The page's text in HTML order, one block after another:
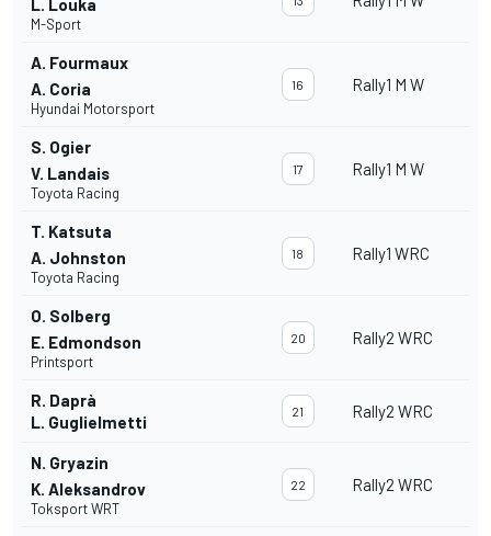
L. Louka
M-Sport
A. Fourmaux
A. Coria
Hyundai Motorsport
16 Rally1 M W
S. Ogier
V. Landais
Toyota Racing
17 Rally1 M W
T. Katsuta
A. Johnston
Toyota Racing
18 Rally1 WRC
O. Solberg
E. Edmondson
Printsport
20 Rally2 WRC
R. Daprà
L. Guglielmetti
21 Rally2 WRC
N. Gryazin
K. Aleksandrov
Toksport WRT
22 Rally2 WRC